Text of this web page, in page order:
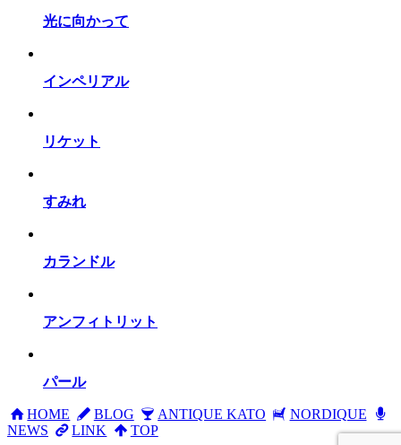
光に向かって
インペリアル
リケット
すみれ
カランドル
アンフィトリット
パール
HOME BLOG ANTIQUE KATO
NORDIQUE
NEWS
LINK TOP